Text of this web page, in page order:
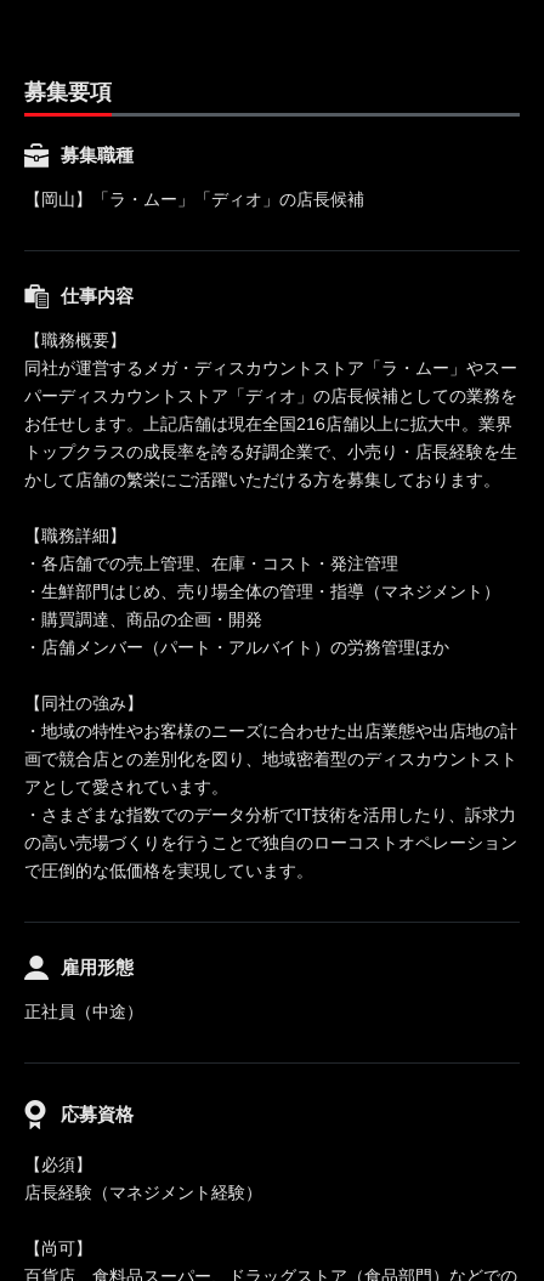
募集要項
募集職種
【岡山】「ラ・ムー」「ディオ」の店長候補
仕事内容
【職務概要】
同社が運営するメガ・ディスカウントストア「ラ・ムー」やスー
パーディスカウントストア「ディオ」の店長候補としての業務を
お任せします。上記店舗は現在全国216店舗以上に拡大中。業界
トップクラスの成長率を誇る好調企業で、小売り・店長経験を生
かして店舗の繁栄にご活躍いただける方を募集しております。
【職務詳細】
・各店舗での売上管理、在庫・コスト・発注管理
・生鮮部門はじめ、売り場全体の管理・指導（マネジメント）
・購買調達、商品の企画・開発
・店舗メンバー（パート・アルバイト）の労務管理ほか
【同社の強み】
・地域の特性やお客様のニーズに合わせた出店業態や出店地の計
画で競合店との差別化を図り、地域密着型のディスカウントスト
アとして愛されています。
・さまざまな指数でのデータ分析でIT技術を活用したり、訴求力
の高い売場づくりを行うことで独自のローコストオペレーション
で圧倒的な低価格を実現しています。
雇用形態
正社員（中途）
応募資格
【必須】
店長経験（マネジメント経験）
【尚可】
百貨店、食料品スーパー、ドラッグストア（食品部門）などでの